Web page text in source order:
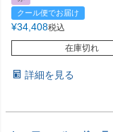
クール便でお届け
¥34,408税込
在庫切れ
詳細を見る